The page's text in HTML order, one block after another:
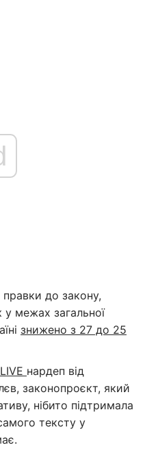
до закону,
у межах загальної
знижено з 27 до 25
нардеп від
законопроєкт, який
нібито підтримала
тексту у